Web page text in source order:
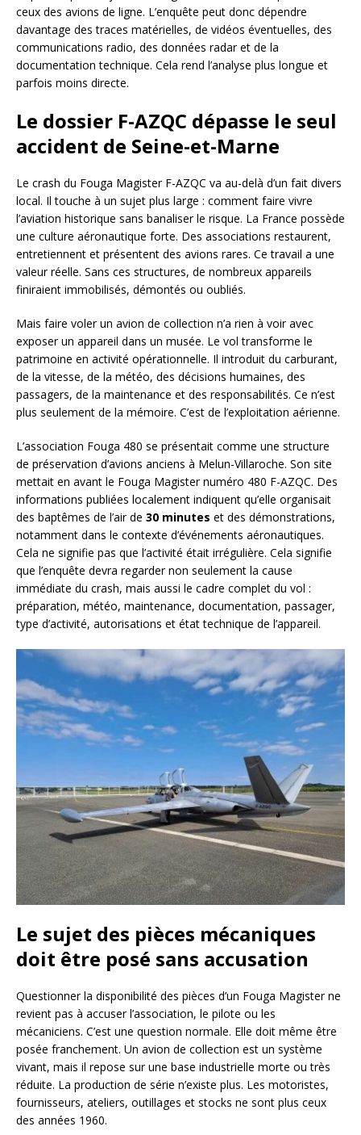
ceux des avions de ligne. L’enquête peut donc dépendre
davantage des traces matérielles, de vidéos éventuelles, des
communications radio, des données radar et de la
documentation technique. Cela rend l’analyse plus longue et
parfois moins directe.
Le dossier F-AZQC dépasse le seul
accident de Seine-et-Marne
Le crash du Fouga Magister F-AZQC va au-delà d’un fait divers
local. Il touche à un sujet plus large : comment faire vivre
l’aviation historique sans banaliser le risque. La France possède
une culture aéronautique forte. Des associations restaurent,
entretiennent et présentent des avions rares. Ce travail a une
valeur réelle. Sans ces structures, de nombreux appareils
finiraient immobilisés, démontés ou oubliés.
Mais faire voler un avion de collection n’a rien à voir avec
exposer un appareil dans un musée. Le vol transforme le
patrimoine en activité opérationnelle. Il introduit du carburant,
de la vitesse, de la météo, des décisions humaines, des
passagers, de la maintenance et des responsabilités. Ce n’est
plus seulement de la mémoire. C’est de l’exploitation aérienne.
L’association Fouga 480 se présentait comme une structure
de préservation d’avions anciens à Melun-Villaroche. Son site
mettait en avant le Fouga Magister numéro 480 F-AZQC. Des
informations publiées localement indiquent qu’elle organisait
des baptêmes de l’air de 30 minutes et des démonstrations,
notamment dans le contexte d’événements aéronautiques.
Cela ne signifie pas que l’activité était irrégulière. Cela signifie
que l’enquête devra regarder non seulement la cause
immédiate du crash, mais aussi le cadre complet du vol :
préparation, météo, maintenance, documentation, passager,
type d’activité, autorisations et état technique de l’appareil.
Le sujet des pièces mécaniques
doit être posé sans accusation
Questionner la disponibilité des pièces d’un Fouga Magister ne
revient pas à accuser l’association, le pilote ou les
mécaniciens. C’est une question normale. Elle doit même être
posée franchement. Un avion de collection est un système
vivant, mais il repose sur une base industrielle morte ou très
réduite. La production de série n’existe plus. Les motoristes,
fournisseurs, ateliers, outillages et stocks ne sont plus ceux
des années 1960.